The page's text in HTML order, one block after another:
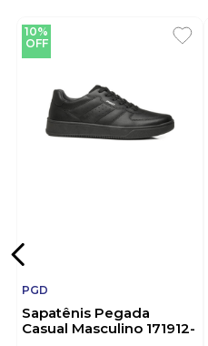
10%
OFF
PGD
Sapatênis Pegada
Casual Masculino 171912-